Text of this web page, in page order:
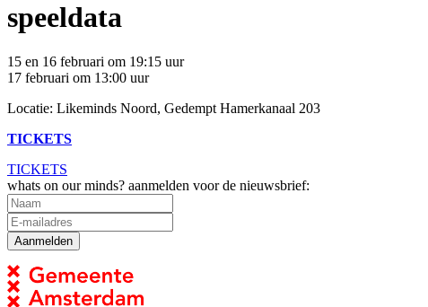
speeldata
15 en 16 februari om 19:15 uur
17 februari om 13:00 uur
Locatie: Likeminds Noord, Gedempt Hamerkanaal 203
TICKETS
TICKETS
whats on our minds? aanmelden voor de nieuwsbrief: